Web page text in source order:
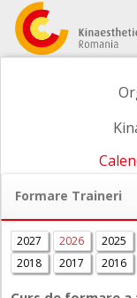
Formare Traineri
2027 2026 2025
2018
2017 2016